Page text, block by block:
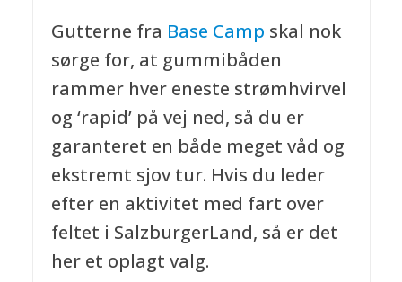
Gutterne fra Base Camp skal nok
sørge for, at gummibåden
rammer hver eneste strømhvirvel
og ‘rapid’ på vej ned, så du er
garanteret en både meget våd og
ekstremt sjov tur. Hvis du leder
efter en aktivitet med fart over
feltet i SalzburgerLand, så er det
her et oplagt valg.